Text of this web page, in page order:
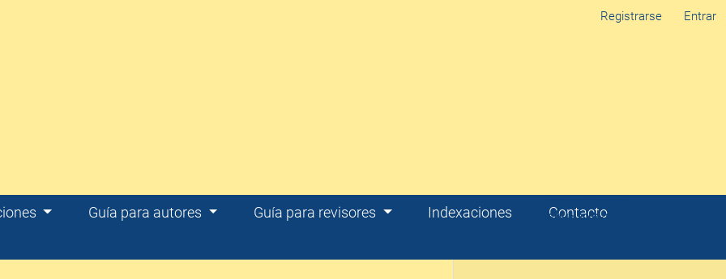
Registrarse Entrar
Guía para autores Guía para revisores Indexaciones Contacto